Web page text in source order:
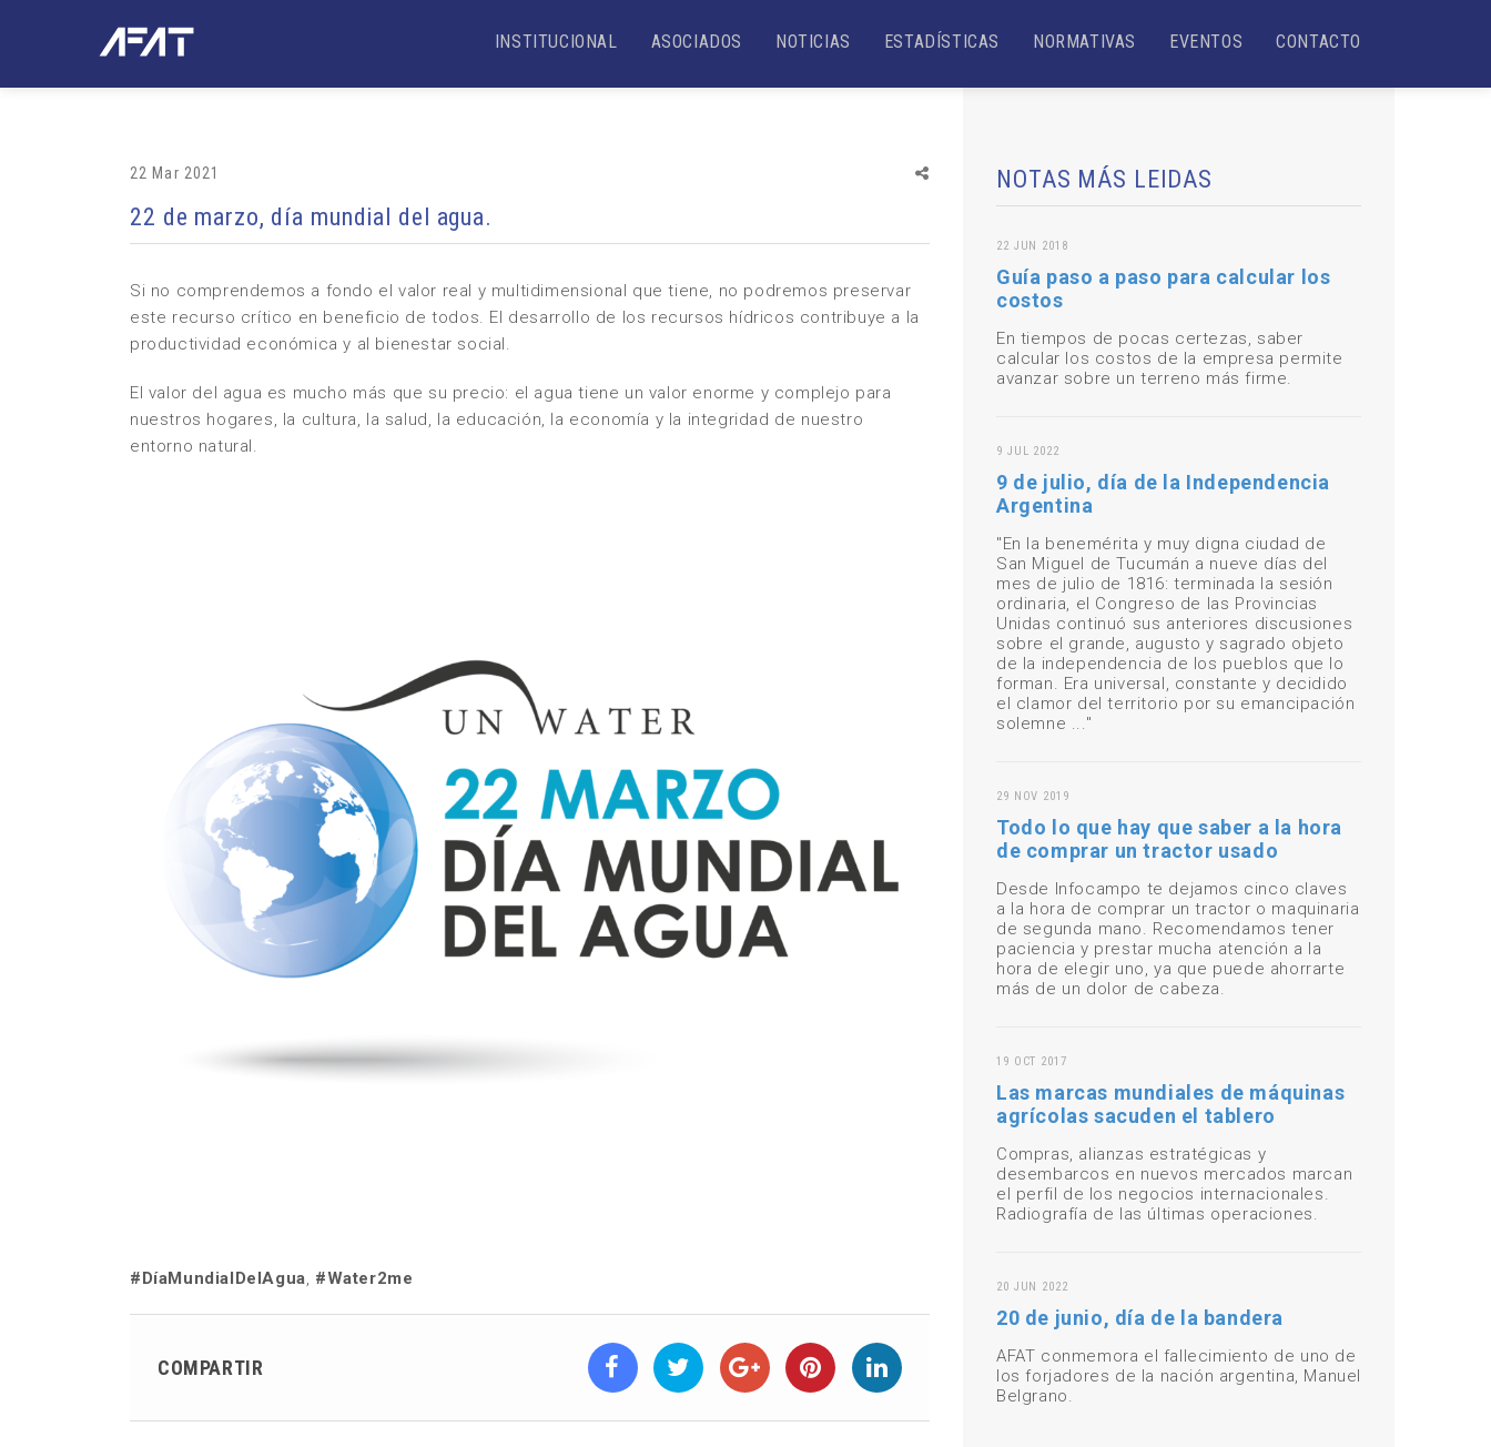
INSTITUCIONAL ASOCIADOS NOTICIAS ESTADÍSTICAS NORMATIVAS EVENTOS CONTACTO
22 Mar 2021
22 de marzo, día mundial del agua.
Si no comprendemos a fondo el valor real y multidimensional que tiene, no podremos preservar
este recurso crítico en beneficio de todos. El desarrollo de los recursos hídricos contribuye a la
productividad económica y al bienestar social.
El valor del agua es mucho más que su precio: el agua tiene un valor enorme y complejo para
nuestros hogares, la cultura, la salud, la educación, la economía y la integridad de nuestro
entorno natural.
#DíaMundialDelAgua #Water2me
COMPARTIR
NOTAS MÁS LEIDAS
22 JUN 2018
Guía paso a paso para calcular los
costos
En tiempos de pocas certezas, saber
calcular los costos de la empresa permite
avanzar sobre un terreno más firme.
9 JUL 2022
9 de julio, día de la Independencia
Argentina
"En la benemérita y muy digna ciudad de
San Miguel de Tucumán a nueve días del
mes de julio de 1816: terminada la sesión
ordinaria, el Congreso de las Provincias
Unidas continuó sus anteriores discusiones
sobre el grande, augusto y sagrado objeto
de la independencia de los pueblos que lo
forman. Era universal, constante y decidido
el clamor del territorio por su emancipación
solemne ..."
29 NOV 2019
Todo lo que hay que saber a la hora
de comprar un tractor usado
Desde Infocampo te dejamos cinco claves
a la hora de comprar un tractor o maquinaria
de segunda mano. Recomendamos tener
paciencia y prestar mucha atención a la
hora de elegir uno, ya que puede ahorrarte
más de un dolor de cabeza.
19 OCT 2017
Las marcas mundiales de máquinas
agrícolas sacuden el tablero
Compras, alianzas estratégicas y
desembarcos en nuevos mercados marcan
el perfil de los negocios internacionales.
Radiografía de las últimas operaciones.
20 JUN 2022
20 de junio, día de la bandera
AFAT conmemora el fallecimiento de uno de
los forjadores de la nación argentina, Manuel
Belgrano.